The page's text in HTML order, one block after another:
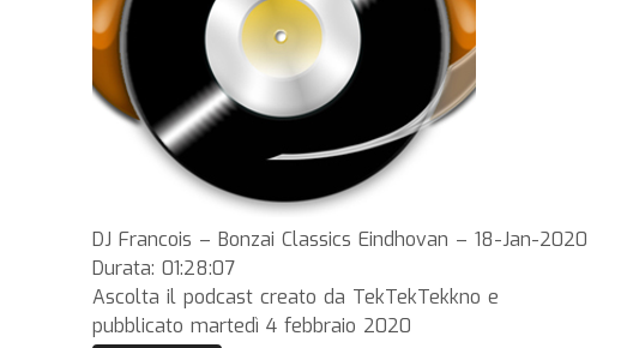
DJ Francois – Bonzai Classics Eindhovan – 18-Jan-2020
Durata: 01:28:07
Ascolta il podcast creato da TekTekTekkno e
pubblicato martedì 4 febbraio 2020